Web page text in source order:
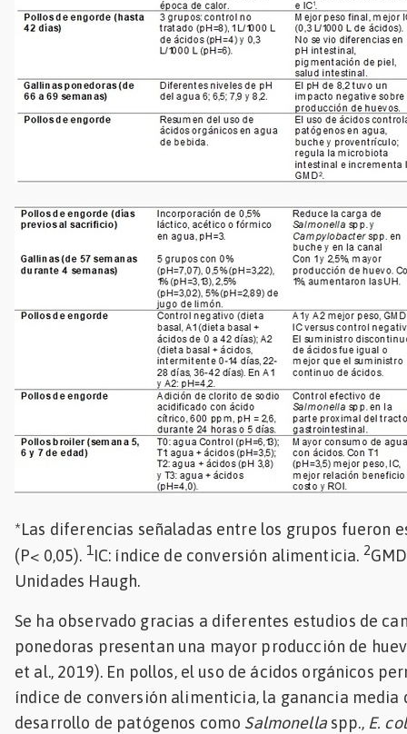
*Las diferencias señaladas entre los grupos fueron
(P< 0,05). 1IC: índice de conversión alimenticia. 2
Unidades Haugh.
Se ha observado gracias a diferentes estudios de
ponedoras presentan una mayor producción de
et al., 2019). En pollos, el uso de ácidos orgánicos
índice de conversión alimenticia, la ganancia
desarrollo de patógenos como Salmonellaspp., E.